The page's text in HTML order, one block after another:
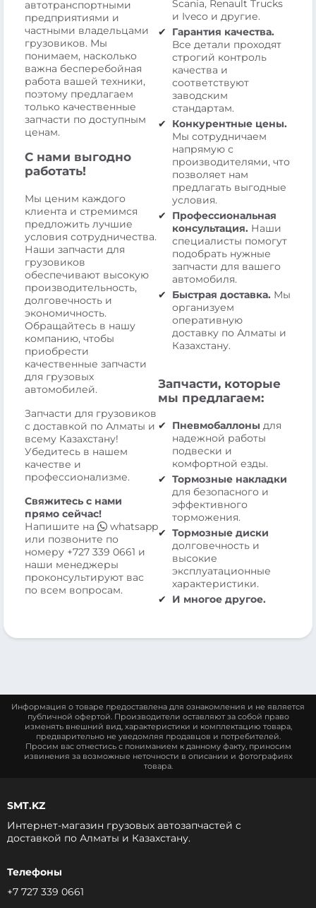
автотранспортными
предприятиями и
частными владельцами
грузовиков. Мы
понимаем, насколько
важна бесперебойная
работа вашей техники,
поэтому предлагаем
только качественные
запчасти по доступным
ценам.
С нами выгодно
работать!
Мы ценим каждого
клиента и стремимся
предложить лучшие
условия сотрудничества.
Наши запчасти для
грузовиков
обеспечивают высокую
производительность,
долговечность и
экономичность.
Обращайтесь в нашу
компанию, чтобы
приобрести
качественные запчасти
для грузовых
автомобилей.
Запчасти для грузовиков
с доставкой по Алматы и
всему Казахстану!
Убедитесь в нашем
качестве и
профессионализме.
Свяжитесь с нами
прямо сейчас!
Напишите на
whatsapp
или позвоните по
номеру +727 339 0661 и
наши менеджеры
проконсультируют вас
по всем вопросам.
Scania, Renault Trucks
и Iveco и другие.
Гарантия качества.
Все детали проходят
строгий контроль
качества и
соответствуют
заводским
стандартам.
Конкурентные цены.
Мы сотрудничаем
напрямую с
производителями, что
позволяет нам
предлагать выгодные
условия.
Профессиональная
консультация. Наши
специалисты помогут
подобрать нужные
запчасти для вашего
автомобиля.
Быстрая доставка. Мы
организуем
оперативную
доставку по Алматы и
Казахстану.
Запчасти, которые
мы предлагаем:
Пневмобаллоны для
надежной работы
подвески и
комфортной езды.
Тормозные накладки
для безопасного и
эффективного
торможения.
Тормозные диски
долговечность и
высокие
эксплуатационные
характеристики.
И многое другое.
Информация о товаре предоставлена для ознакомления и не является
публичной офертой. Производители оставляют за собой право
изменять внешний вид, характеристики и комплектацию товара,
предварительно не уведомляя продавцов и потребителей.
Просим вас отнестись с пониманием к данному факту, приносим
извинения за возможные неточности в описании и фотографиях
товара.
SMT.KZ
Интернет-магазин грузовых автозапчастей c
доставкой по Алматы и Казахстану.
Телефоны
+7 727 339 0661